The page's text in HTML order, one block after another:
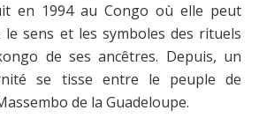
en 1994 au Congo où elle peut
sens et les symboles des rituels
de ses ancêtres. Depuis, un
se tisse entre le peuple de
de la Guadeloupe.